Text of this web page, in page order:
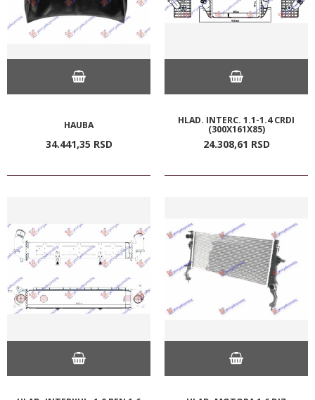
HAUBA
34.441,35 RSD
HLAD. INTERC. 1.1-1.4 CRDI
(300X161X85)
24.308,61 RSD